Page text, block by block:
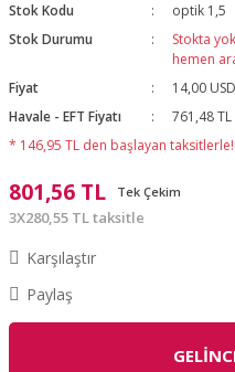
Stok Kodu
optik 1,5
Stok Durumu
Stokta
hemen
Fiyat
14,00
Havale - EFT Fiyatı
761,48 TL
* 146,95 TL den başlayan taksitlerle!!
801,56 TL Tek Çekim
3X280,55 TL taksitle
Karşılaştır
Paylaş